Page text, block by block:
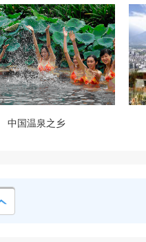
中国温泉之乡